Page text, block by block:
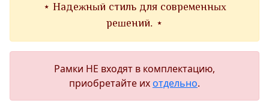
⋆ Надежный стиль для современных
решений. ⋆
Рамки НЕ входят в комплектацию,
приобретайте ихотдельно.